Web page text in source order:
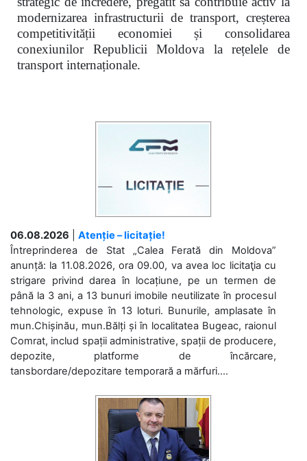
modernizarea infrastructurii de transport, creșterea
competitivității economiei și consolidarea
conexiunilor Republicii Moldova la rețelele de
transport internaționale.
06.08.2026
Atenție – licitație!
Întreprinderea de Stat „Calea Ferată din Moldova”
anunță: la 11.08.2026, ora 09.00, va avea loc licitaţia cu
strigare privind darea în locațiune, pe un termen de
până la 3 ani, a 13 bunuri imobile neutilizate în procesul
tehnologic, expuse în 13 loturi. Bunurile, amplasate în
mun.Chișinău, mun.Bălți și în localitatea Bugeac, raionul
Comrat, includ spații administrative, spații de producere,
depozite, platforme de încărcare,
tansbordare/depozitare temporară a mărfuri....